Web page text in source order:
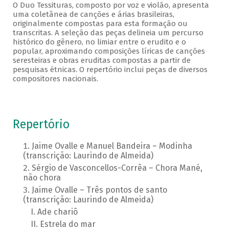
O Duo Tessituras, composto por voz e violão, apresenta
uma coletânea de canções e árias brasileiras,
originalmente compostas para esta formação ou
transcritas. A seleção das peças delineia um percurso
histórico do gênero, no limiar entre o erudito e o
popular, aproximando composições líricas de canções
seresteiras e obras eruditas compostas a partir de
pesquisas étnicas. O repertório inclui peças de diversos
compositores nacionais.
Repertório
Jaime Ovalle e Manuel Bandeira – Modinha
(transcrição: Laurindo de Almeida)
Sérgio de Vasconcellos-Corrêa – Chora Mané,
não chora
Jaime Ovalle – Três pontos de santo
(transcrição: Laurindo de Almeida)
Ade chariô
Estrela do mar